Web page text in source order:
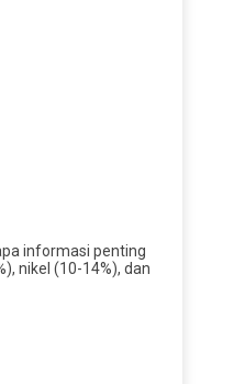
informasi penting
nikel (10-14%), dan